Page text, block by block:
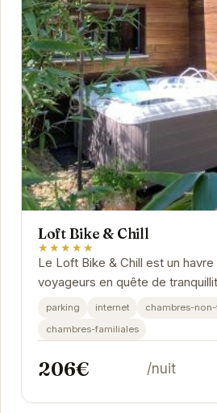
Loft Bike & Chill
★★★★★
Le Loft Bike & Chill est un
voyageurs en quête de
Situé à Entrechaux, cet
parking internet
chambres-
chambres-familiales
206€ /nuit